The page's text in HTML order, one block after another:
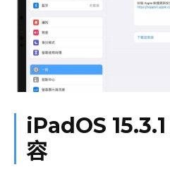
iPadOS 15.3.1
容